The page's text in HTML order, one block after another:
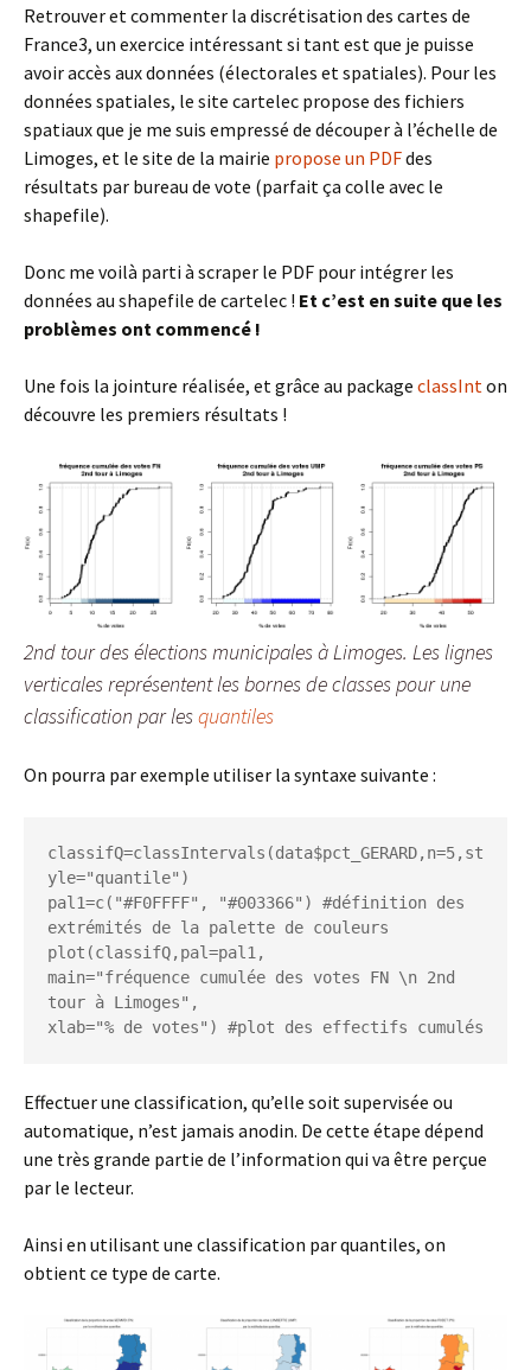
Retrouver et commenter la discrétisation des cartes de
France3, un exercice intéressant si tant est que je puisse
avoir accès aux données (électorales et spatiales). Pour les
données spatiales, le site cartelec propose des fichiers
spatiaux que je me suis empressé de découper à l’échelle de
Limoges, et le site de la mairie propose un PDFdes
résultats par bureau de vote (parfait ça colle avec le
shapefile).
Donc me voilà parti à scraper le PDF pour intégrer les
données au shapefile de cartelec ! Et c’est en suite que les
problèmes ont commencé !
Une fois la jointure réalisée, et grâce au package classInton
découvre les premiers résultats !
2nd tour des élections municipales à Limoges. Les lignes
verticales représentent les bornes de classes pour une
classification par lesquantiles
On pourra par exemple utiliser la syntaxe suivante :
classifQ=classIntervals(data$pct_GERARD,n=5,st
yle="quantile")
pal1=c("#F0FFFF", "#003366") #définition des
extrémités de la palette de couleurs
plot(classifQ,pal=pal1,
main="fréquence cumulée des votes FN \n 2nd
tour à Limoges",
xlab="% de votes") #plot des effectifs cumulés
Effectuer une classification, qu’elle soit supervisée ou
automatique, n’est jamais anodin. De cette étape dépend
une très grande partie de l’information qui va être perçue
par le lecteur.
Ainsi en utilisant une classification par quantiles, on
obtient ce type de carte.